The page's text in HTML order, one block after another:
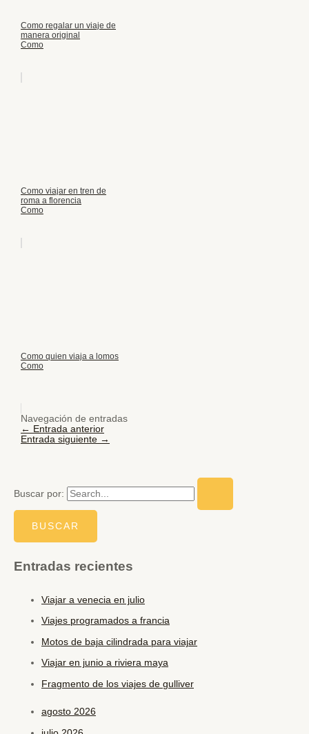
Como regalar un viaje de
manera original
Como
Como viajar en tren de
roma a florencia
Como
Como quien viaja a lomos
Como
Navegación de entradas
← Entrada anterior
Entrada siguiente →
Buscar por:
Entradas recientes
Viajar a venecia en julio
Viajes programados a francia
Motos de baja cilindrada para viajar
Viajar en junio a riviera maya
Fragmento de los viajes de gulliver
agosto 2026